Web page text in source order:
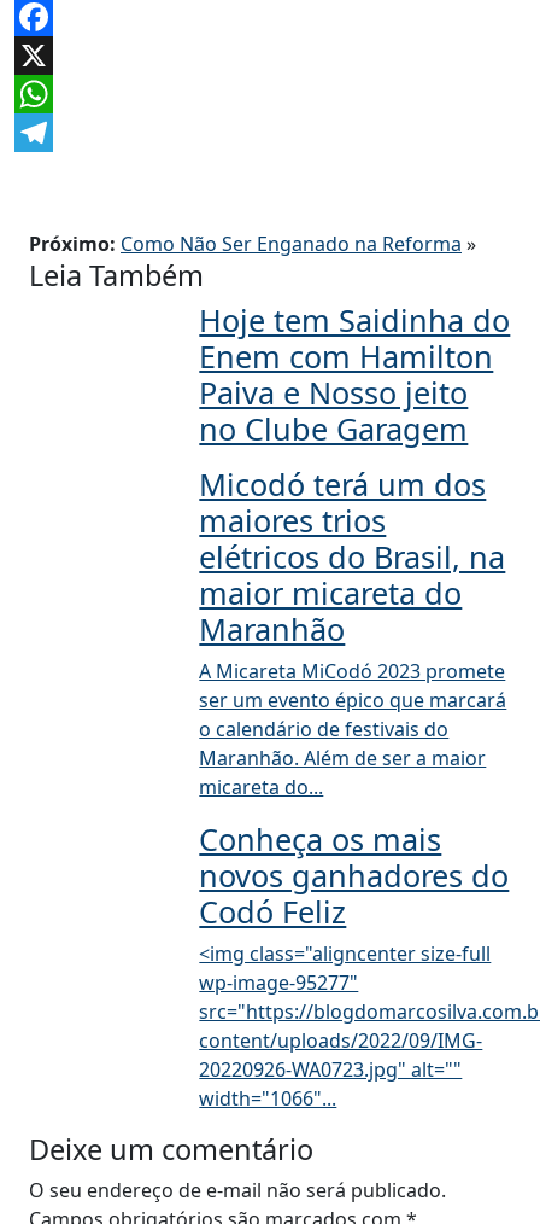
Facebook
X
WhatsApp
Próximo: Como Não Ser Enganado na Reforma »
Leia Também
Hoje tem Saidinha do
Enem com Hamilton
Paiva e Nosso jeito
no Clube Garagem
Micodó terá um dos
maiores trios
elétricos do Brasil, na
maior micareta do
Maranhão
A Micareta MiCodó 2023 promete
ser um evento épico que marcará
o calendário de festivais do
Maranhão. Além de ser a maior
micareta do...
Conheça os mais
novos ganhadores do
Codó Feliz
<img class="aligncenter size-full
wp-image-95277"
src="https://
content/uploads/2022/09/IMG-
20220926-WA0723.jpg" alt=""
width="1066"...
Deixe um comentário
O seu endereço de e-mail não será publicado.